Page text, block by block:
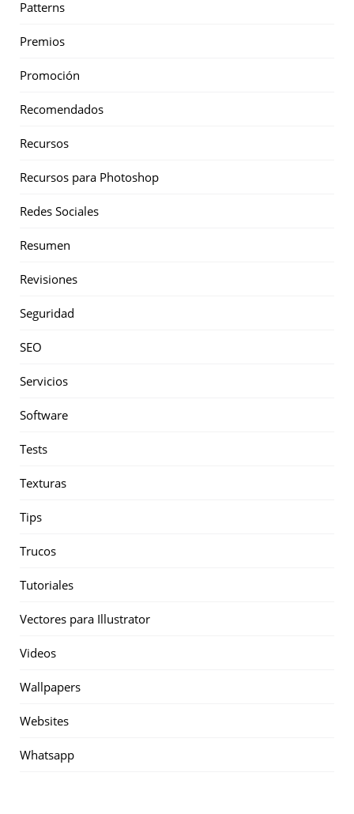
Patterns
Premios
Promoción
Recomendados
Recursos
Recursos para Photoshop
Redes Sociales
Resumen
Revisiones
Seguridad
SEO
Servicios
Software
Tests
Texturas
Tips
Trucos
Tutoriales
Vectores para Illustrator
Videos
Wallpapers
Websites
Whatsapp